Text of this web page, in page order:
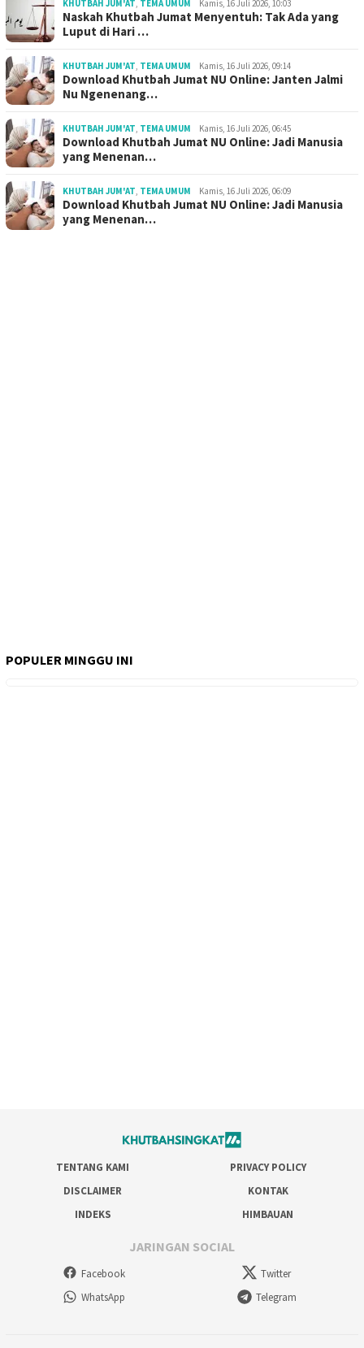
KHUTBAH JUM'AT TEMA UMUM Kamis, 16 Juli 2026, 10:03
Naskah Khutbah Jumat Menyentuh: Tak Ada yang
Luput di Hari …
KHUTBAH JUM'AT TEMA UMUM Kamis, 16 Juli 2026, 09:14
Download Khutbah Jumat NU Online: Janten Jalmi
Nu Ngenenang…
KHUTBAH JUM'AT TEMA UMUM Kamis, 16 Juli 2026, 06:45
Download Khutbah Jumat NU Online: Jadi Manusia
yang Menenan…
KHUTBAH JUM'AT TEMA UMUM Kamis, 16 Juli 2026, 06:09
Download Khutbah Jumat NU Online: Jadi Manusia
yang Menenan…
POPULER MINGGU INI
TENTANG KAMI
PRIVACY POLICY
DISCLAIMER
KONTAK
INDEKS
HIMBAUAN
JARINGAN SOCIAL
Facebook
Twitter
WhatsApp
Telegram